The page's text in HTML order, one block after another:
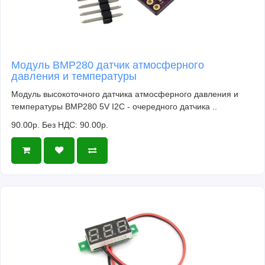
Комплектация:
Разъем для батарейки "Крона" со штекером -
1шт.
Модуль BMP280 датчик атмосферного
давления и температуры
Модуль высокоточного датчика атмосферного давления и
температуры BMP280 5V I2C - очередного датчика ..
90.00р. Без НДС: 90.00р.